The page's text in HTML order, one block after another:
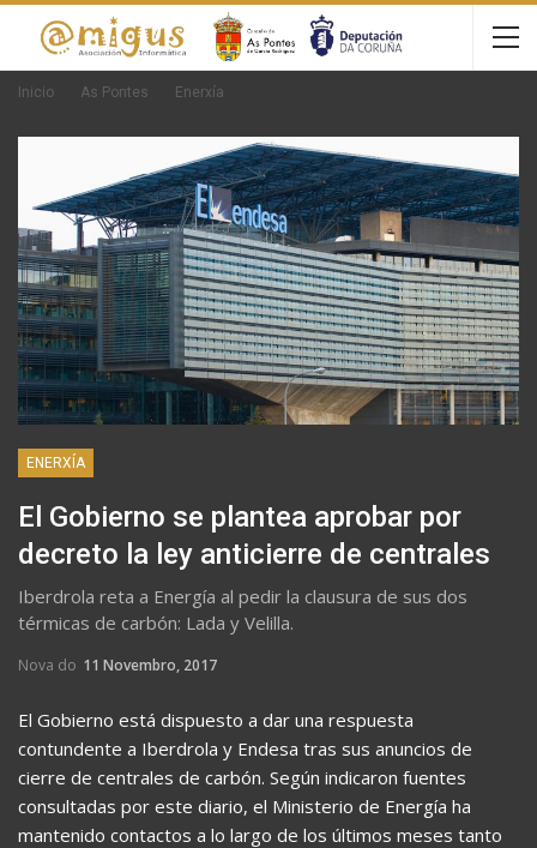
Inicio As Pontes Enerxía
ENERXÍA
El Gobierno se plantea aprobar por
decreto la ley anticierre de centrales
Iberdrola reta a Energía al pedir la clausura de sus dos
térmicas de carbón: Lada y Velilla.
Nova do 11 Novembro, 2017
El Gobierno está dispuesto a dar una respuesta
contundente a Iberdrola y Endesa tras sus anuncios de
cierre de centrales de carbón. Según indicaron fuentes
consultadas por este diario, el Ministerio de Energía ha
mantenido contactos a lo largo de los últimos meses tanto